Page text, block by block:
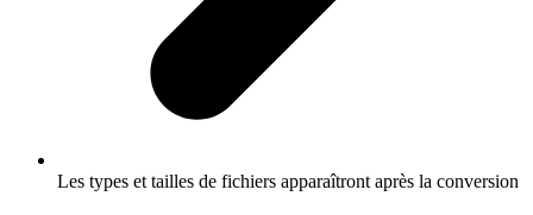
Les types et tailles de fichiers apparaîtront après la conversion